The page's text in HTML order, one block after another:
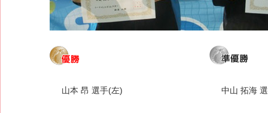
山本 昂 選手(左) 中山 拓海